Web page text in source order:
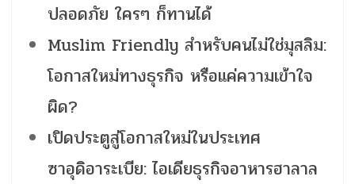
ปลอดภัย ใครๆ ก็ทานได้
Muslim Friendly สำหรับคนไม่ใช่มุสลิม:
โอกาสใหม่ทางธุรกิจ หรือแค่ความเข้าใจ
ผิด?
เปิดประตูสู่โอกาสใหม่ในประเทศ
ซาอุดิอาระเบีย: ไอเดียธุรกิจอาหารฮาลาล